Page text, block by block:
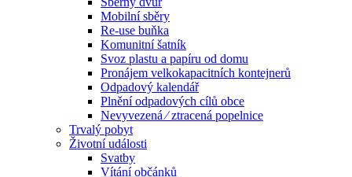
Mobilní sběry
Re-use buňka
Komunitní šatník
Svoz plastu a papíru od domu
Pronájem velkokapacitních kontejnerů
Odpadový kalendář
Plnění odpadových cílů obce
Nevyvezená ⁄ ztracená popelnice
Trvalý pobyt
Životní události
Svatby
Vítání občánků